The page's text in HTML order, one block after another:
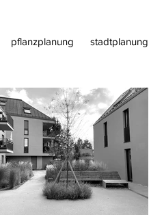
pflanzplanung stadtplanung